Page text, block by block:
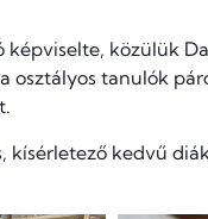
képviselte, közülük
osztályos tanulók
kísérletező kedvű